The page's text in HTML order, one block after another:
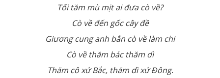
Tối tăm mù mịt ai đưa cò về?
Cò về đến gốc cây đề
Giương cung anh bắn cò về làm chi
Cò về thăm bác thăm dì
Thăm cô xứ Bắc, thăm dì xứ Đông.